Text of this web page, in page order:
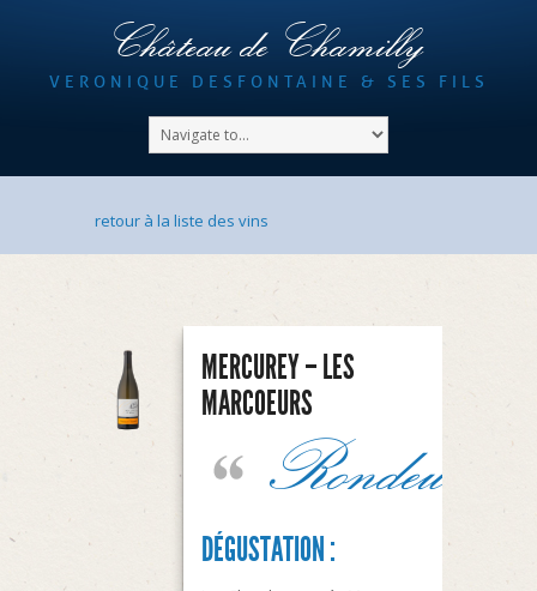
Château de Chamilly
VERONIQUE DESFONTAINE & SES FILS
retour à la liste des vins
MERCUREY – LES
MARCOEURS
Rondeur
DÉGUSTATION :